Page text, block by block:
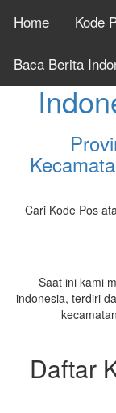
Home Kode
Baca Berita
Cek
Cari Kode Pos
Saat ini kami
indonesia, terdiri
Daftar